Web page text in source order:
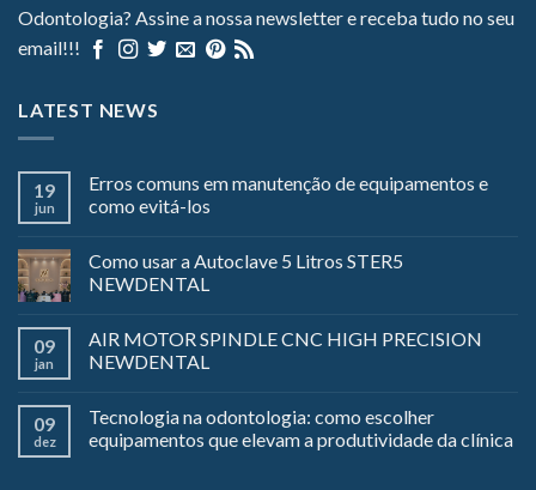
Odontologia? Assine a nossa newsletter e receba tudo no seu
email!!!
LATEST NEWS
19
jun
Erros comuns em manutenção de equipamentos e
como evitá-los
Como usar a Autoclave 5 Litros STER5
NEWDENTAL
09
jan
AIR MOTOR SPINDLE CNC HIGH PRECISION
NEWDENTAL
09
dez
Tecnologia na odontologia: como escolher
equipamentos que elevam a produtividade da clínica